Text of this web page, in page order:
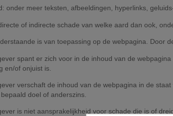
onder meer teksten, afbeeldingen, hyperlinks,
of indirecte schade van welke aard dan ook,
is van toepassing op de webpagina. Door
spant er zich voor in de inhoud van de
en/of onjuist is.
verschaft de inhoud van de webpagina in de
doel of anderszins.
is niet aansprakelijkheid voor schade die is of